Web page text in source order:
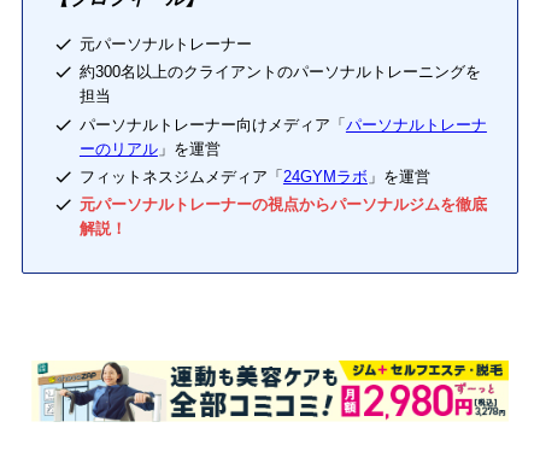
元パーソナルトレーナー
約300名以上のクライアントのパーソナルトレーニングを
担当
パーソナルトレーナー向けメディア「 パーソナルトレーナ
ーのリアル」を運営
フィットネスジムメディア「 24GYMラボ」を運営
元パーソナルトレーナーの視点からパーソナルジムを徹底
解説！